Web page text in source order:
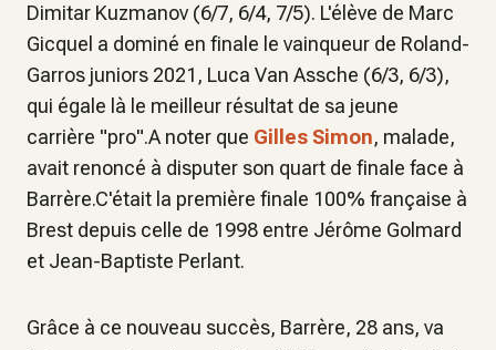
Dimitar Kuzmanov (6/7, 6/4, 7/5). L'élève de Marc
Gicquel a dominé en finale le vainqueur de Roland-
Garros juniors 2021, Luca Van Assche (6/3, 6/3),
qui égale là le meilleur résultat de sa jeune
carrière "pro".A noter que Gilles Simon, malade,
avait renoncé à disputer son quart de finale face à
Barrère.C'était la première finale 100% française à
Brest depuis celle de 1998 entre Jérôme Golmard
et Jean-Baptiste Perlant.
Grâce à ce nouveau succès, Barrère, 28 ans, va